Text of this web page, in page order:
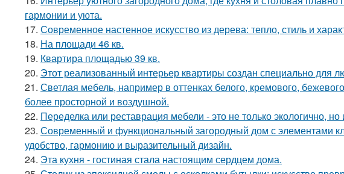
гармонии и уюта.
17. Современное настенное искусство из дерева: тепло, стиль и
18. На площади 46 кв.
19. Квартира площадью 39 кв.
20. Этот реализованный интерьер квартиры создан специально для
21. Светлая мебель, например в оттенках белого, кремового,
более просторной и воздушной.
22. Переделка или реставрация мебели - это не только экологично, но
23. Современный и функциональный загородный дом с элементами
удобство, гармонию и выразительный дизайн.
24. Эта кухня - гостиная стала настоящим сердцем дома.